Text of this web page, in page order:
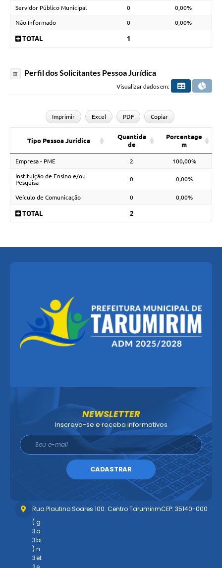
Servidor Público Municipal 0 0,00%
Não Informado 0 0,00%
TOTAL 1
Perfil dos Solicitantes Pessoa Jurídica
Visualizar dados em:
Imprimir Excel PDF Copiar
Tipo Pessoa Jurídica
Quantida
de
Porcentage
m
Empresa - PME 2 100,00%
Instituição de Ensino e/ou
Pesquisa
0 0,00%
Veículo de Comunicação 0 0,00%
TOTAL 2
Rua Plautino Soares 100. Centro TarumirimCEP: 35140-000
(
3
3
)
3
g
a
bi
n
et
NEWSLETTER
Inscreva-se e receba informativos
CADASTRAR